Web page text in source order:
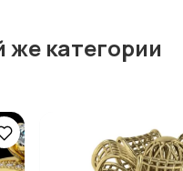
же категории